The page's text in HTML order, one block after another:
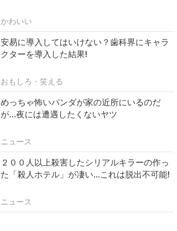
かわいい
安易に導入してはいけない？歯科界にキャラ
クターを導入した結果!
おもしろ・笑える
めっちゃ怖いパンダが家の近所にいるのだ
が...夜には遭遇したくないヤツ
ニュース
２００人以上殺害したシリアルキラーの作っ
た「殺人ホテル」が凄い…これは脱出不可能!
ニュース